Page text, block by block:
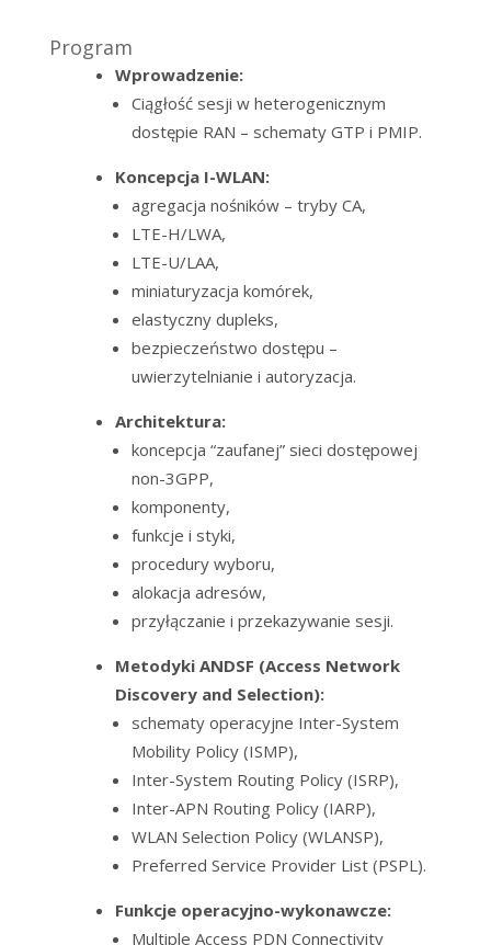
Program
Wprowadzenie:
Ciągłość sesji w heterogenicznym
dostępie RAN – schematy GTP i PMIP.
Koncepcja I-WLAN:
agregacja nośników – tryby CA,
LTE-H/LWA,
LTE-U/LAA,
miniaturyzacja komórek,
elastyczny dupleks,
bezpieczeństwo dostępu –
uwierzytelnianie i autoryzacja.
Architektura:
koncepcja “zaufanej” sieci dostępowej
non-3GPP,
komponenty,
funkcje i styki,
procedury wyboru,
alokacja adresów,
przyłączanie i przekazywanie sesji.
Metodyki ANDSF (Access Network
Discovery and Selection):
schematy operacyjne Inter-System
Mobility Policy (ISMP),
Inter-System Routing Policy (ISRP),
Inter-APN Routing Policy (IARP),
WLAN Selection Policy (WLANSP),
Preferred Service Provider List (PSPL).
Funkcje operacyjno-wykonawcze:
Multiple Access PDN Connectivity